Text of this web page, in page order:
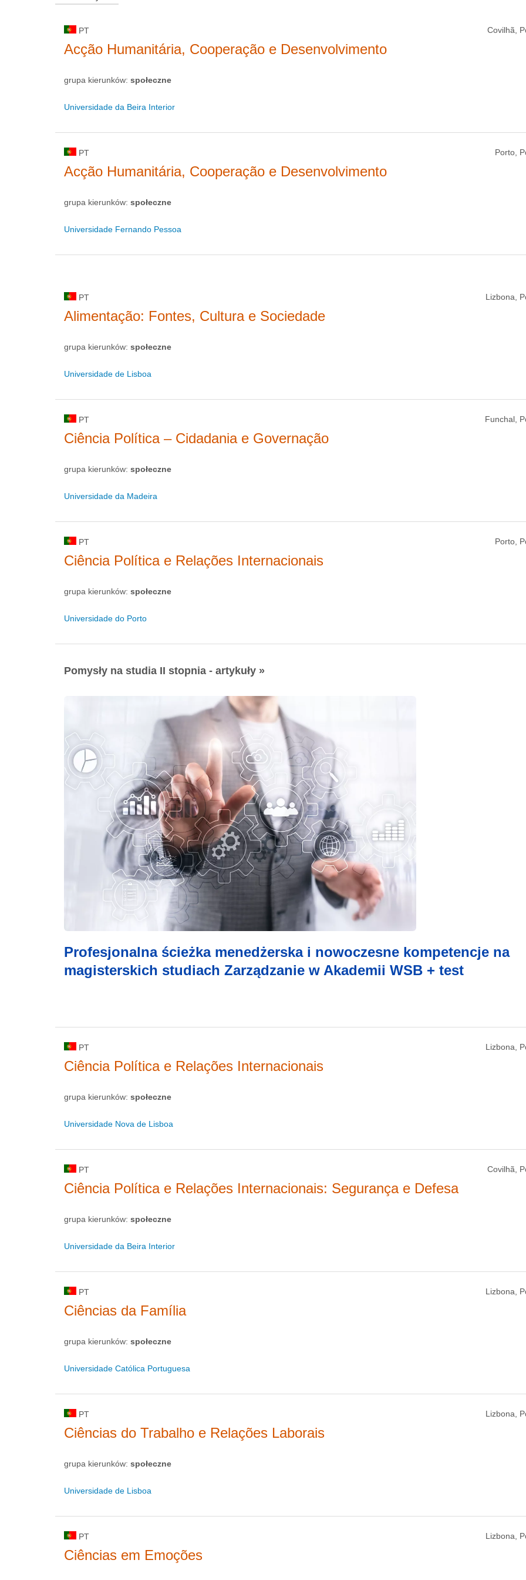
PT Covilhã,
Acção Humanitária, Cooperação e Desenvolvimento
grupa kierunków: społeczne
Universidade da Beira Interior
PT Porto,
Acção Humanitária, Cooperação e Desenvolvimento
grupa kierunków: społeczne
Universidade Fernando Pessoa
PT Lizbona,
Alimentação: Fontes, Cultura e Sociedade
grupa kierunków: społeczne
Universidade de Lisboa
PT Funchal,
Ciência Política – Cidadania e Governação
grupa kierunków: społeczne
Universidade da Madeira
PT Porto,
Ciência Política e Relações Internacionais
grupa kierunków: społeczne
Universidade do Porto
Pomysły na studia II stopnia - artykuły »
Profesjonalna ścieżka menedżerska i nowoczesne kompetencje na
magisterskich studiach Zarządzanie w Akademii WSB + test
PT Lizbona,
Ciência Política e Relações Internacionais
grupa kierunków: społeczne
Universidade Nova de Lisboa
PT Covilhã,
Ciência Política e Relações Internacionais: Segurança e Defesa
grupa kierunków: społeczne
Universidade da Beira Interior
PT Lizbona,
Ciências da Família
grupa kierunków: społeczne
Universidade Católica Portuguesa
PT Lizbona,
Ciências do Trabalho e Relações Laborais
grupa kierunków: społeczne
Universidade de Lisboa
PT Lizbona,
Ciências em Emoções